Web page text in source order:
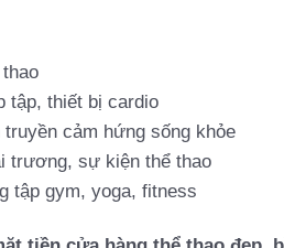
tập, thiết bị cardio
cảm hứng sống khỏe
trương, sự kiện thể thao
tập gym, yoga, fitness